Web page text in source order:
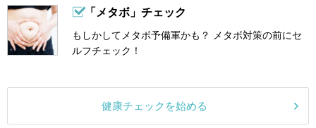
「メタボ」チェック
もしかしてメタボ予備軍かも？ メタボ対策の前にセ
ルフチェック！
健康チェックを始める